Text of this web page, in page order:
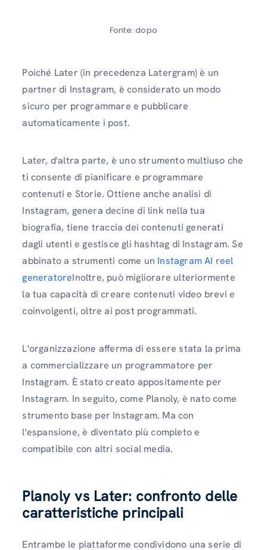
Fonte: dopo
Poiché Later (in precedenza Latergram) è un
partner di Instagram, è considerato un modo
sicuro per programmare e pubblicare
automaticamente i post.
Later, d'altra parte, è uno strumento multiuso che
ti consente di pianificare e programmare
contenuti e Storie. Ottiene anche analisi di
Instagram, genera decine di link nella tua
biografia, tiene traccia dei contenuti generati
dagli utenti e gestisce gli hashtag di Instagram. Se
abbinato a strumenti come un Instagram AI reel
generatoreInoltre, può migliorare ulteriormente
la tua capacità di creare contenuti video brevi e
coinvolgenti, oltre ai post programmati.
L'organizzazione afferma di essere stata la prima
a commercializzare un programmatore per
Instagram. È stato creato appositamente per
Instagram. In seguito, come Planoly, è nato come
strumento base per Instagram. Ma con
l'espansione, è diventato più completo e
compatibile con altri social media.
Planoly vs Later: confronto delle
caratteristiche principali
Entrambe le piattaforme condividono una serie di